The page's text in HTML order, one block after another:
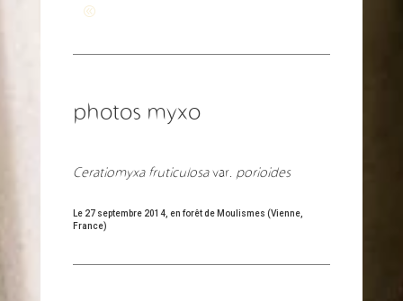
photos myxo
Ceratiomyxa fruticulosavar. porioides
Le 27 septembre 2014, en forêt de Moulismes (Vienne,
France)